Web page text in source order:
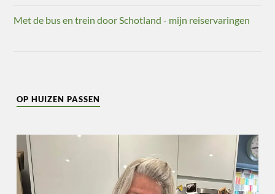
Met de bus en trein door Schotland - mijn reiservaringen
OP HUIZEN PASSEN